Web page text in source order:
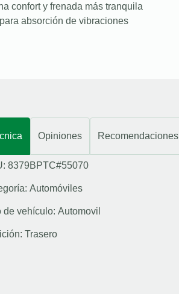
confort y frenada más tranquila
absorción de vibraciones
Opiniones Recomendaciones
8379BPTC#55070
Automóviles
de vehículo: Automovil
Trasero